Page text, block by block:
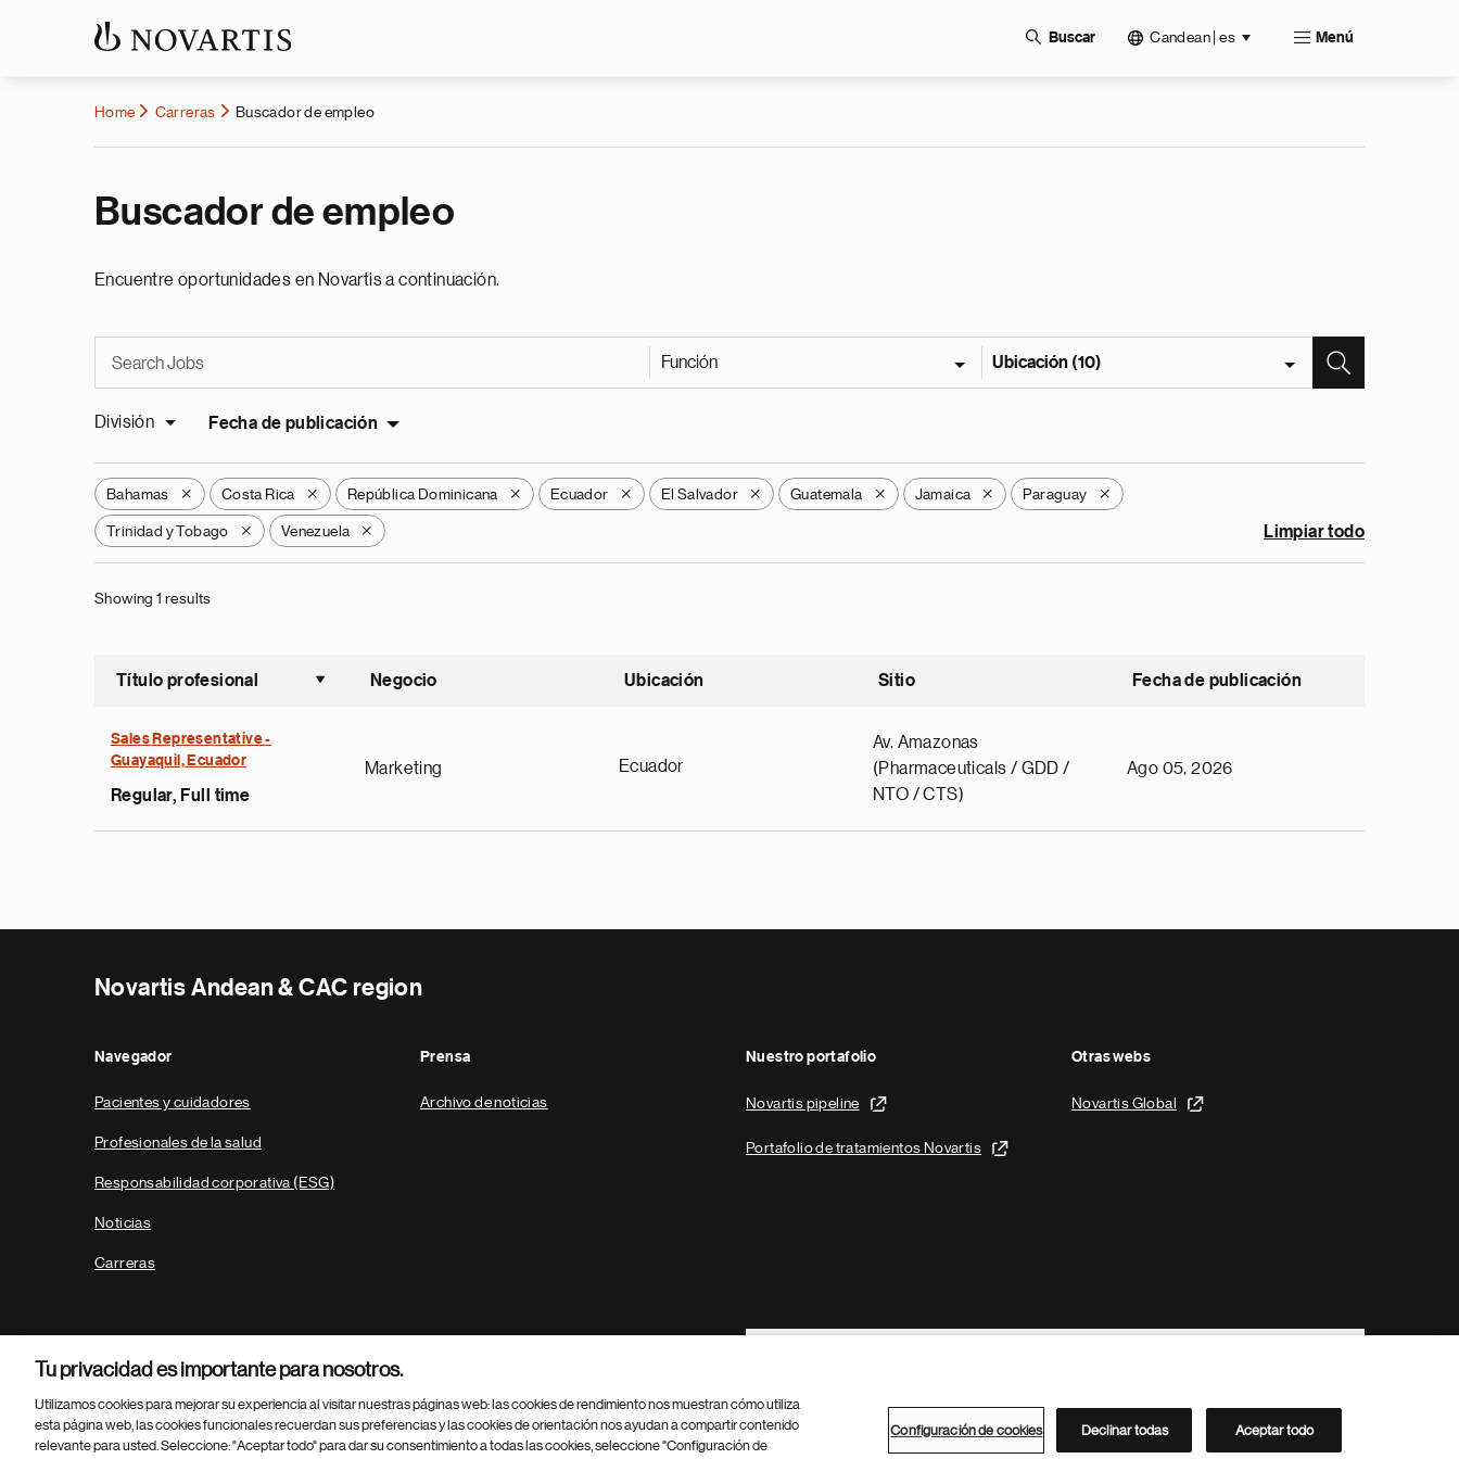
Buscar Candean | es Menú
Home Carreras Buscador de empleo
Buscador de empleo
Encuentre oportunidades en Novartis a continuación.
Función Ubicación (10)
División Fecha de publicación
Bahamas X Costa Rica X República Dominicana X Ecuador X El Salvador X Guatemala X Jamaica X Paraguay X
Trinidad y Tobago X Venezuela X Limpiar todo
Showing 1 results
Título profesional
Ordenar ascendente
Negocio Ubicación Sitio Fecha de publicación
Sales Representative -
Guayaquil, Ecuador
Regular, Full time
Marketing Ecuador
Av. Amazonas
(Pharmaceuticals / GDD /
NTO / CTS)
Ago 05, 2026
Novartis Andean & CAC region
Navegador
Pacientes y cuidadores
Profesionales de la salud
Responsabilidad corporativa (ESG)
Noticias
Carreras
Prensa
Archivo de noticias
Nuestro portafolio
Novartis pipeline
Portafolio de tratamientos Novartis
Otras webs
Novartis Global
Footer Site Search
Parte
© 2026 Novartis AG Directorio de Novartis
Tu privacidad es importante para nosotros.
Utilizamos cookies para mejorar su experiencia al visitar nuestras páginas web: las cookies de rendimiento nos muestran cómo utiliza
esta página web, las cookies funcionales recuerdan sus preferencias y las cookies de orientación nos ayudan a compartir contenido
relevante para usted. Seleccione: "Aceptar todo" para dar su consentimiento a todas las cookies, seleccione "Configuración de
Configuración de cookies Declinar todas Aceptar todo